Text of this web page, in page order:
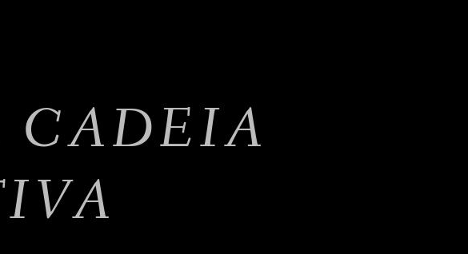
CADEIA